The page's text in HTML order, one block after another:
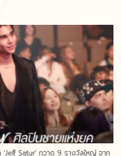
Satur’ กวาด 9 รางวัลใหญ่ จาก